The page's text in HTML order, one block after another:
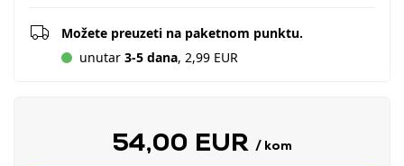
Možete preuzeti na paketnom punktu.
unutar 3-5 dana, 2,99 EUR
54,00 EUR / kom